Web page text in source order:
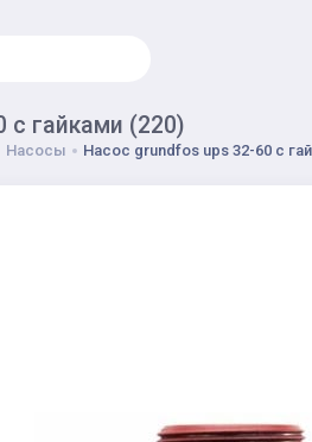
с гайками (220)
Насосы Насос grundfos ups 32-60 с